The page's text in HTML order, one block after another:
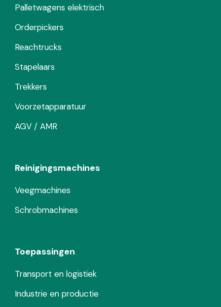
Palletwagens elektrisch
Orderpickers
Reachtrucks
Stapelaars
Trekkers
Voorzetapparatuur
AGV / AMR
Reinigingsmachines
Veegmachines
Schrobmachines
Toepassingen
Transport en logistiek
Industrie en productie